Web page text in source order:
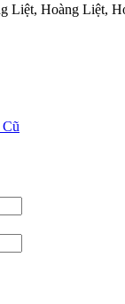
Liệt, Hoàng Liệt,